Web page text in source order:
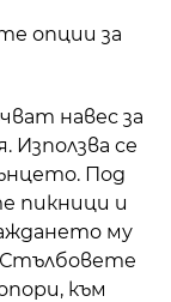
опции за
навес за
Използва се
Под
пикници и
му
Стълбовете
към